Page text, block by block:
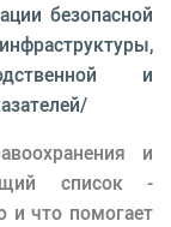
безо­пасной
и
и
список -
и что по­могает